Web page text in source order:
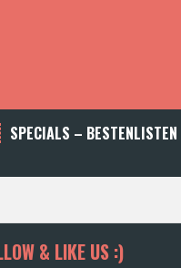
SPECIALS – BESTENLISTEN
& LIKE US :)